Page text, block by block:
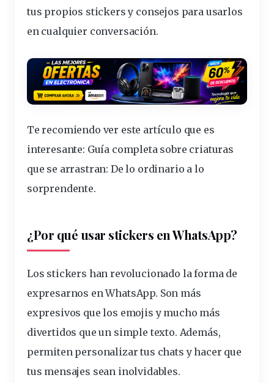
tus propios stickers y consejos para usarlos
en cualquier conversación.
Te recomiendo ver este artículo que es
interesante: Guía completa sobre criaturas
que se arrastran: De lo ordinario a lo
sorprendente.
¿Por qué usar stickers en WhatsApp?
Los stickers han revolucionado la forma de
expresarnos en WhatsApp. Son más
expresivos que los emojis y mucho más
divertidos que un simple texto. Además,
permiten personalizar tus chats y hacer que
tus mensajes sean inolvidables.